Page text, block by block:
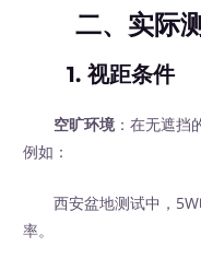
二、实际测
1.视距条件
空旷环境 ：在无遮挡
例如：
西安盆地测试中，5W
率。